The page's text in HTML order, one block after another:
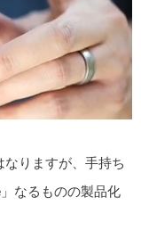
りますが、手持ち
」なるものの製品化